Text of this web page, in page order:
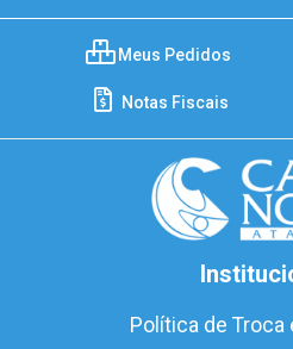
Meus Pedidos
Notas Fiscais
Política de Troca